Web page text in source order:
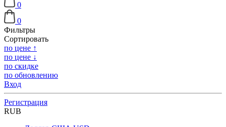
0
0
Фильтры
Сортировать
по цене ↑
по цене ↓
по скидке
по обновлению
Вход
Регистрация
RUB